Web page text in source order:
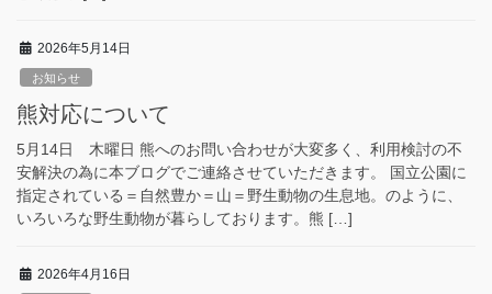
2026年5月14日
お知らせ
熊対応について
5月14日 木曜日 熊へのお問い合わせが大変多く、利用検討の不
安解決の為に本ブログでご連絡させていただきます。 国立公園に
指定されている＝自然豊か＝山＝野生動物の生息地。のように、
いろいろな野生動物が暮らしております。熊 […]
2026年4月16日